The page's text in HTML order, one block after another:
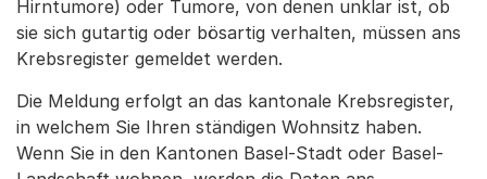
Hirntumore) oder Tumore, von denen unklar ist, ob
sie sich gutartig oder bösartig verhalten, müssen ans
Krebsregister gemeldet werden.
Die Meldung erfolgt an das kantonale Krebsregister,
in welchem Sie Ihren ständigen Wohnsitz haben.
Wenn Sie in den Kantonen Basel-Stadt oder Basel-